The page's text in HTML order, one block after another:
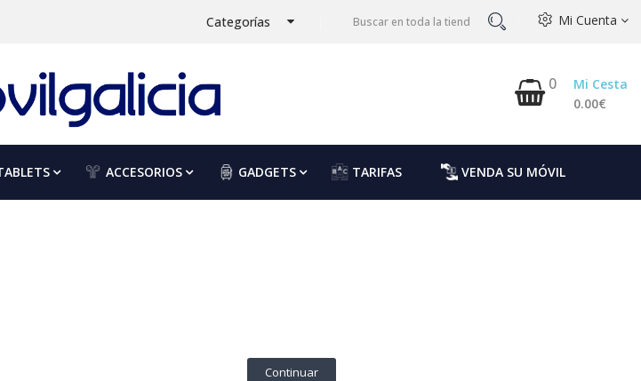
Categorías Mi Cuenta
0
Mi Cesta
0.00€
ACCESORIOS GADGETS TARIFAS VENDA SU MÓVIL
Continuar